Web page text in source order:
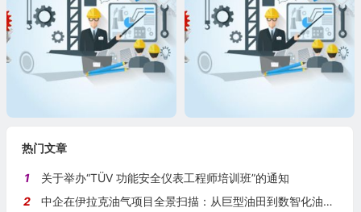
热门文章
1
关于举办“TÜV 功能安全仪表工程师培训班”的通知
2
中企在伊拉克油气项目全景扫描：从巨型油田到数智化油田的系统性布局